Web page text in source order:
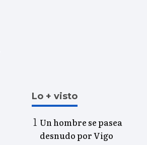
Lo + visto
Un hombre se pasea
desnudo por Vigo